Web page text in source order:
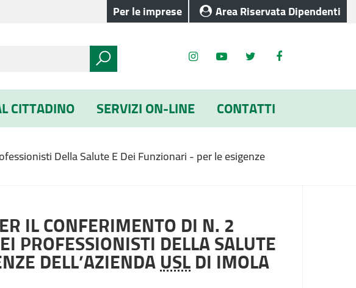
Per le imprese Area Riservata Dipendenti
CITTADINO SERVIZI ON-LINE CONTATTI
Della Salute E Dei Funzionari - per le esigenze
IL CONFERIMENTO DI N. 2
PROFESSIONISTI DELLA SALUTE
DELL’AZIENDAUSLDI IMOLA